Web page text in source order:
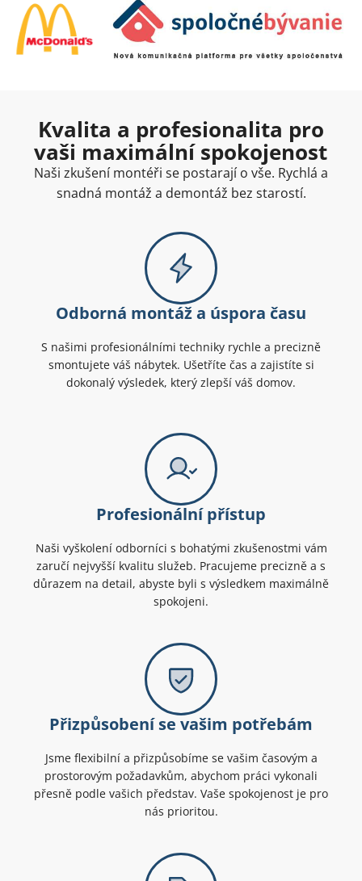
Kvalita a profesionalita pro
vaši maximální spokojenost
Naši zkušení montéři se postarají o vše. Rychlá a
snadná montáž a demontáž bez starostí.
Odborná montáž a úspora času
S našimi profesionálními techniky rychle a precizně
smontujete váš nábytek. Ušetříte čas a zajistíte si
dokonalý výsledek, který zlepší váš domov.
Profesionální přístup
Naši vyškolení odborníci s bohatými zkušenostmi vám
zaručí nejvyšší kvalitu služeb. Pracujeme precizně a s
důrazem na detail, abyste byli s výsledkem maximálně
spokojeni.
Přizpůsobení se vašim potřebám
Jsme flexibilní a přizpůsobíme se vašim časovým a
prostorovým požadavkům, abychom práci vykonali
přesně podle vašich představ. Vaše spokojenost je pro
nás prioritou.